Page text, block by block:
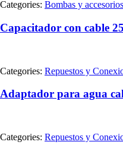
Categories: Bombas y accesorios
Capacitador con cable
Categories: Repuestos y
Adaptador para agua
Categories: Repuestos y